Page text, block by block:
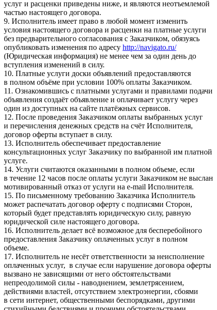
услуг и расценки приведены ниже, и являются неотъемлемой
частью настоящего договора.
9. Исполнитель имеет право в любой момент изменить
условия настоящего договора и расценки на платные услуги
без предварительного согласования с Заказчиком, обязуясь
опубликовать изменения по адресу http://navigato.ru/
(Юридическая информация) не менее чем за один день до
вступления изменений в силу.
10. Платные услуги доски объявлений предоставляются
в полном объёме при условии 100% оплаты Заказчиком.
11. Ознакомившись с платными услугами и правилами подачи
объявления создаёт объявление и оплачивает услугу через
один из доступных на сайте платёжных сервисов.
12. После проведения Заказчиком оплаты выбранных услуг
и перечисления денежных средств на счёт Исполнителя,
договор оферты вступает в силу.
13. Исполнитель обеспечивает предоставление
консультационных услуг Заказчику по выбранной им платной
услуге.
14. Услуги считаются оказанными в полном объеме, если
в течение 12 часов после оплаты услуги Заказчиком не выслан
мотивированный отказ от услуги на e-mail Исполнителя.
15. По письменному требованию Заказчика Исполнитель
может распечатать договор оферту с подписями Сторон,
который будет представлять юридическую силу, равную
юридической силе настоящего договора.
16. Исполнитель делает всё возможное для бесперебойного
предоставления Заказчику оплаченных услуг в полном
объеме.
17. Исполнитель не несёт ответственности за неисполнение
оплаченных услуг, в случае если нарушение договора оферты
вызвано не зависящими от него обстоятельствами
непреодолимой силы - наводнением, землетрясением,
действиями властей, отсутствием электроэнергии, сбоями
в сети интернет, общественными беспорядками, другими